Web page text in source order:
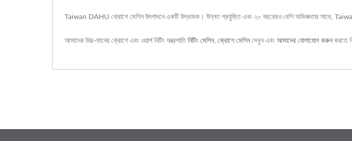
Taiwan DAHU ক্রোশে মেশিন উৎপাদনে একটি উদ্ভাবক। উন্নত প্রযুক্তি এবং ২০ বছরেরও বেশি অভিজ্ঞতার সাথে,
আমাদের উচ্চ-মানের ক্রোশে এবং ওয়ার্প নিটিং যন্ত্রপাতি নিটিং মেশিন, ক্রোশে মেশিনদেখুন এবং আমাদের যোগাযোগ করুনকরতে